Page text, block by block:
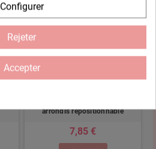
arrondis repositionnable
7,85 €
Configurer
Rejeter
Accepter